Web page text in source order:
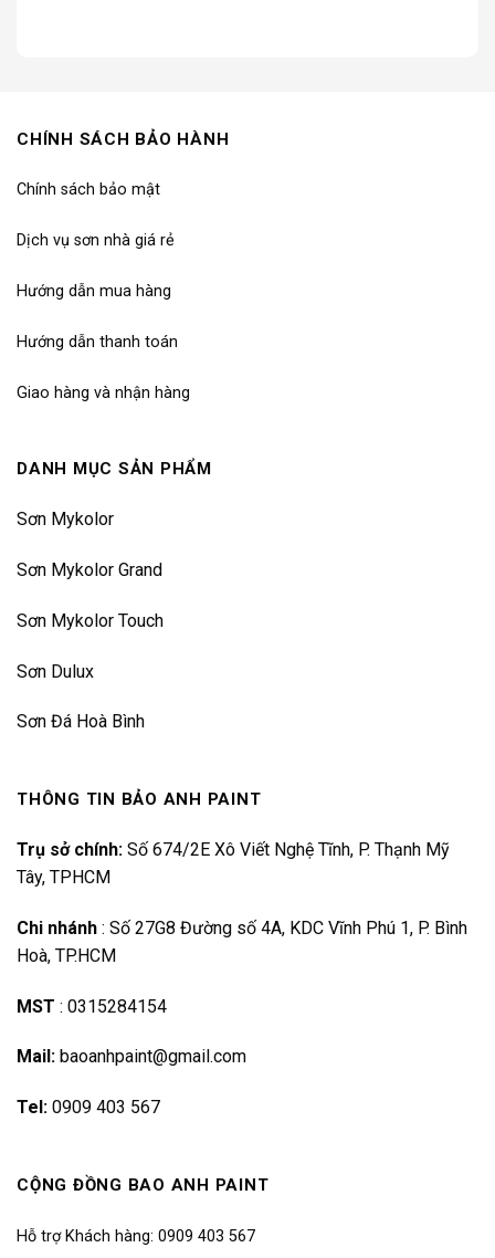
CHÍNH SÁCH BẢO HÀNH
Chính sách bảo mật
Dịch vụ sơn nhà giá rẻ
Hướng dẫn mua hàng
Hướng dẫn thanh toán
Giao hàng và nhận hàng
DANH MỤC SẢN PHẨM
Sơn Mykolor
Sơn Mykolor Grand
Sơn Mykolor Touch
Sơn Dulux
Sơn Đá Hoà Bình
THÔNG TIN BẢO ANH PAINT
Trụ sở chính: Số 674/2E Xô Viết Nghệ Tĩnh, P. Thạnh Mỹ
Tây, TPHCM
Chi nhánh : Số 27G8 Đường số 4A, KDC Vĩnh Phú 1, P. Bình
Hoà, TP.HCM
MST : 0315284154
Mail: baoanhpaint@gmail.com
Tel: 0909 403 567
CỘNG ĐỒNG BAO ANH PAINT
Hỗ trợ Khách hàng: 0909 403 567